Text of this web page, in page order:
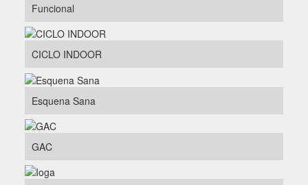
Funcional
CICLO INDOOR
Esquena Sana
GAC